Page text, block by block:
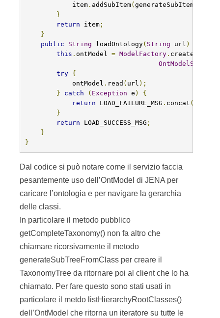
item . addSubItem(
}
return item ;
}
public
String loadOntology( String url )
this . ontModel = ModelFactory .
OntModelSpec
try {
ontModel . read ( url );
}
catch ( Exception e )
{
return LOAD_FAILURE_MSG . concat (
}
return LOAD_SUCCESS_MSG ;
}
}
Dal codice si può notare come il servizio faccia
pesantemente uso dell’OntModel di JENA per
caricare l’ontologia e per navigare la gerarchia
delle classi.
In particolare il metodo pubblico
getCompleteTaxonomy() non fa altro che
chiamare ricorsivamente il metodo
generateSubTreeFromClass per creare il
TaxonomyTree da ritornare poi al client che lo ha
chiamato. Per fare questo sono stati usati in
particolare il metdo listHierarchyRootClasses()
dell’OntModel che ritorna un iteratore su tutte le